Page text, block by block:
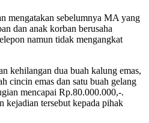
mengatakan sebelumnya MA yang
dan anak korban berusaha
namun tidak mengangkat
kehilangan dua buah kalung emas,
cincin emas dan satu buah gelang
mencapai Rp.80.000.000,-.
kejadian tersebut kepada pihak